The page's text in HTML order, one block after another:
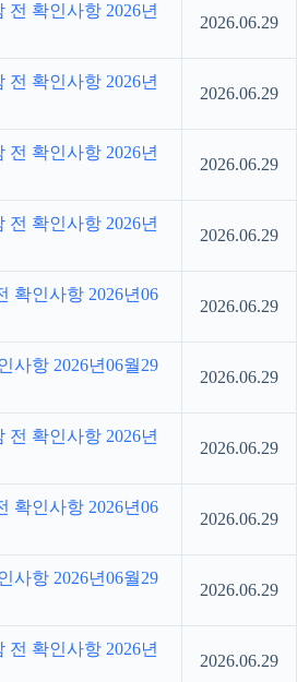
전 확인사항 2026년
2026.06.29
전 확인사항 2026년
2026.06.29
확인사항 2026년
2026.06.29
확인사항 2026년
2026.06.29
확인사항 2026년06
2026.06.29
사항 2026년06월29
2026.06.29
전 확인사항 2026년
2026.06.29
확인사항 2026년06
2026.06.29
사항 2026년06월29
2026.06.29
확인사항 2026년
2026.06.29